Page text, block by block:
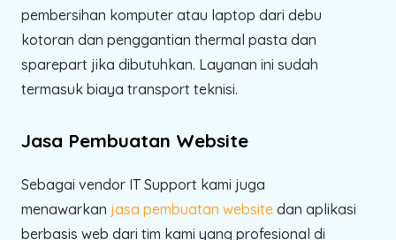
pembersihan komputer atau laptop dari debu
kotoran dan penggantian thermal pasta dan
sparepart jika dibutuhkan. Layanan ini sudah
termasuk biaya transport teknisi.
Jasa Pembuatan Website
Sebagai vendor IT Support kami juga
menawarkan jasa pembuatan website dan aplikasi
berbasis web dari tim kami yang profesional di